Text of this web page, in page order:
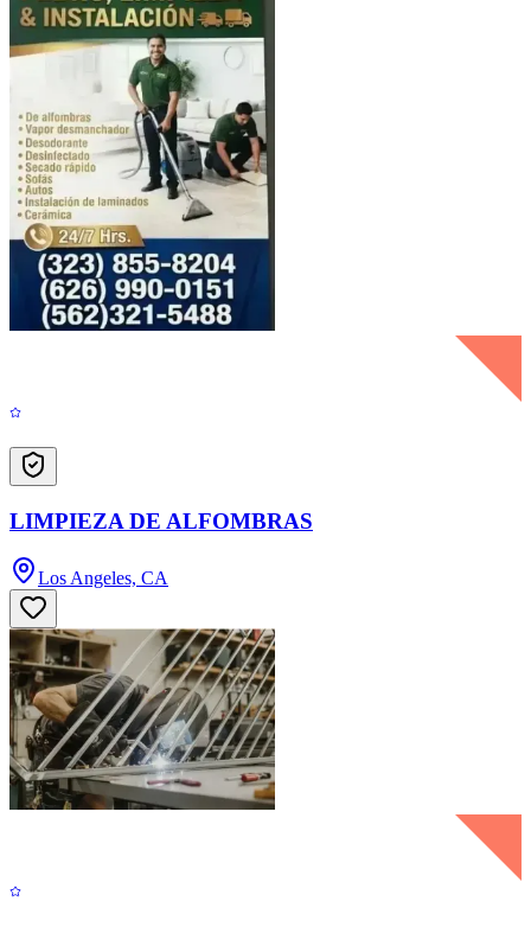
LIMPIEZA DE ALFOMBRAS
Los Angeles, CA